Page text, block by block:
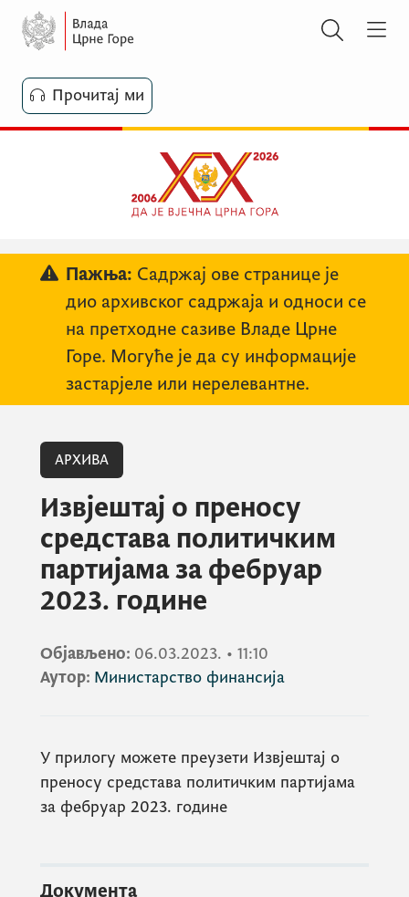
Прочитај ми
Пажња: Садржај ове странице је
дио архивског садржаја и односи се
на претходне сазиве Владе Црне
Горе. Могуће је да су информације
застарјеле или нерелевантне.
АРХИВА
Извјештај о преносу
средстава политичким
партијама за фебруар
2023. године
Објављено: 06.03.2023. • 11:10
Аутор: Министарство финансија
У прилогу можете преузети Извјештај о
преносу средстава политичким партијама
за фебруар 2023. године
Документа